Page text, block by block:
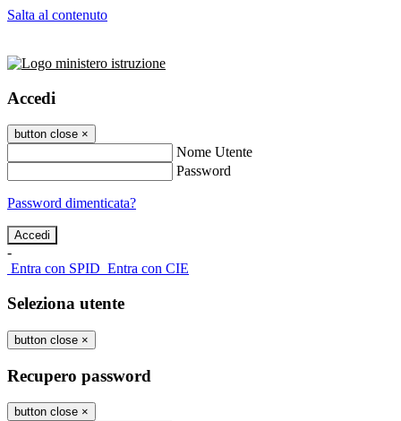
Salta al contenuto
Accedi
button close ×
Nome Utente
Password
Password dimenticata?
-
Entra con SPID Entra con CIE
Seleziona utente
button close ×
Recupero password
button close ×